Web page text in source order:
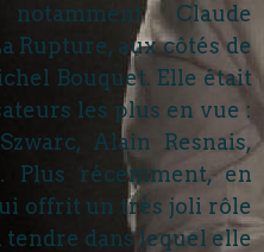
Claude
Rupture, aux côtés de
Bouquet. Elle était
les plus en vue :
Alain Resnais,
Plus récemment, en
lui offrit un très joli rôle
tendre dans lequel elle